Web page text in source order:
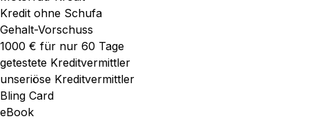
Kredit ohne Schufa
Gehalt-Vorschuss
1000 € für nur 60 Tage
getestete Kreditvermittler
unseriöse Kreditvermittler
Bling Card
eBook